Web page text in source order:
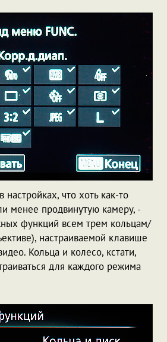
что хоть как-то
менее продвинутую камеру, -
функций всем трем кольцам/
настраиваемой клавише
Кольца и колесо, кстати,
для каждого режима